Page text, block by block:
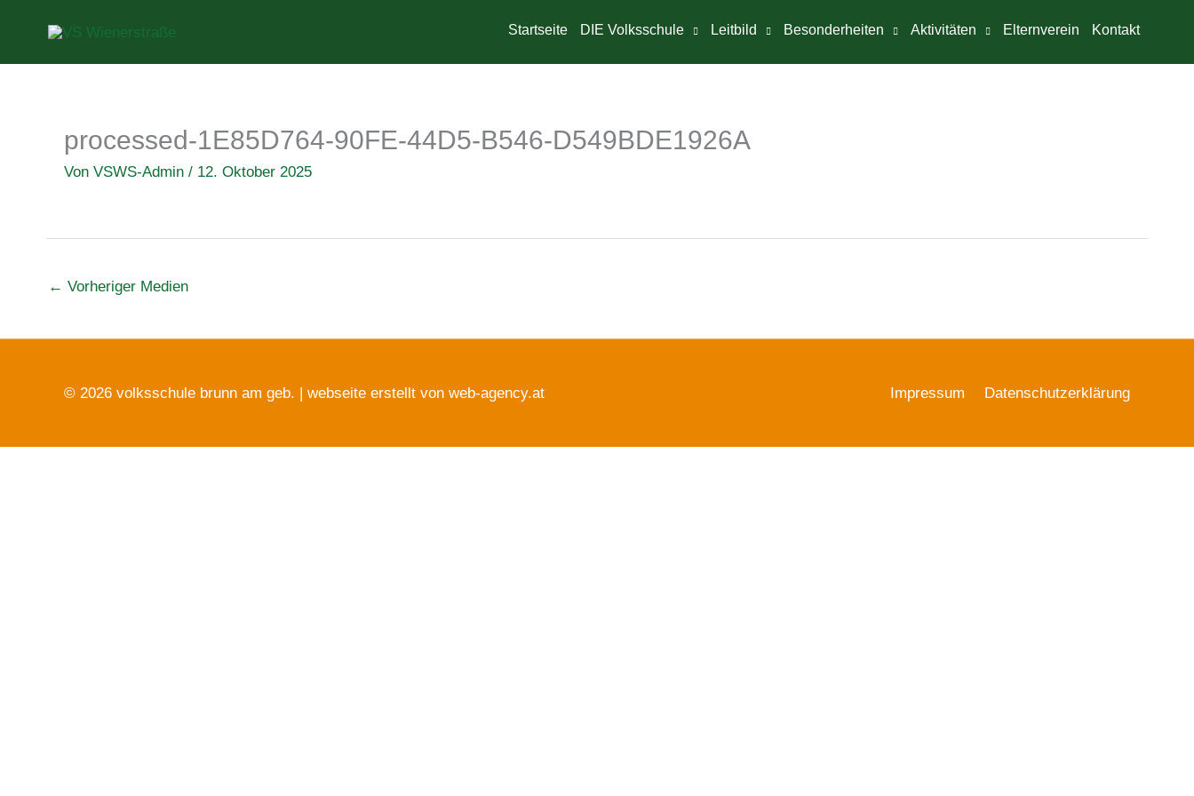
springen
Startseite DIE Volksschule Leitbild Besonderheiten Aktivitäten Elternverein Kontakt
processed-1E85D764-90FE-44D5-B546-D549BDE1926A
Von VSWS-Admin / 12. Oktober 2025
← Vorheriger Medien
© 2026 volksschule brunn am geb. | webseite erstellt von web-agency.at Impressum Datenschutzerklärung